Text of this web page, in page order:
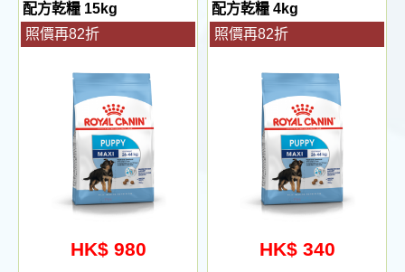
配方乾糧 15kg
照價再82折
HK$ 980
配方乾糧 4kg
照價再82折
HK$ 340